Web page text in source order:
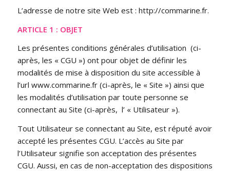
L’adresse de notre site Web est : http://commarine.fr.
ARTICLE 1 : OBJET
Les présentes conditions générales d’utilisation (ci-
après, les « CGU ») ont pour objet de définir les
modalités de mise à disposition du site accessible à
l’url www.commarine.fr (ci-après, le « Site ») ainsi que
les modalités d’utilisation par toute personne se
connectant au Site (ci-après, l’ « Utilisateur »).
Tout Utilisateur se connectant au Site, est réputé avoir
accepté les présentes CGU. L’accès au Site par
l’Utilisateur signifie son acceptation des présentes
CGU. Aussi, en cas de non-acceptation des dispositions